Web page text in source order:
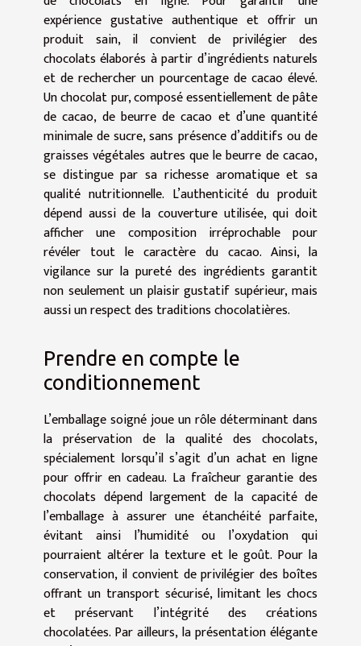
expérience gustative authentique et offrir un
produit sain, il convient de privilégier des
chocolats élaborés à partir d’ingrédients naturels
et de rechercher un pourcentage de cacao élevé.
Un chocolat pur, composé essentiellement de pâte
de cacao, de beurre de cacao et d’une quantité
minimale de sucre, sans présence d’additifs ou de
graisses végétales autres que le beurre de cacao,
se distingue par sa richesse aromatique et sa
qualité nutritionnelle. L’authenticité du produit
dépend aussi de la couverture utilisée, qui doit
afficher une composition irréprochable pour
révéler tout le caractère du cacao. Ainsi, la
vigilance sur la pureté des ingrédients garantit
non seulement un plaisir gustatif supérieur, mais
aussi un respect des traditions chocolatières.
Prendre en compte le
conditionnement
L’emballage soigné joue un rôle déterminant dans
la préservation de la qualité des chocolats,
spécialement lorsqu’il s’agit d’un achat en ligne
pour offrir en cadeau. La fraîcheur garantie des
chocolats dépend largement de la capacité de
l’emballage à assurer une étanchéité parfaite,
évitant ainsi l’humidité ou l’oxydation qui
pourraient altérer la texture et le goût. Pour la
conservation, il convient de privilégier des boîtes
offrant un transport sécurisé, limitant les chocs
et préservant l’intégrité des créations
chocolatées. Par ailleurs, la présentation élégante